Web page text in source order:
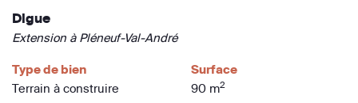
Digue
Extension à Pléneuf-Val-André
Type de bien
Terrain à construire
Surface
90 m2